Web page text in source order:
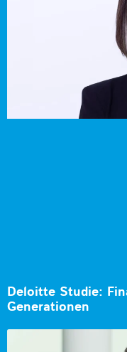
Deloitte Studie:
Generationen